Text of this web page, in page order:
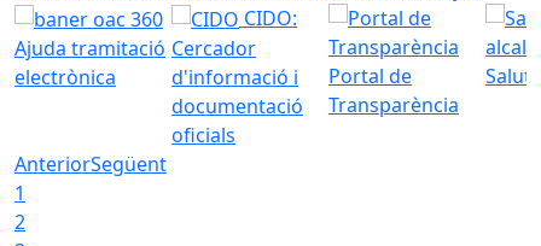
Ajuda tramitació
electrònica
CIDO:
Cercador
d'informació i
documentació
oficials
Portal de
Transparència
AnteriorSegüent
1
2